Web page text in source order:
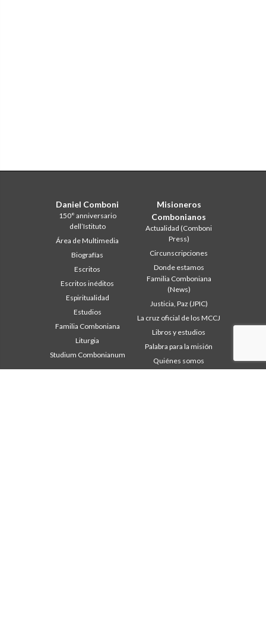
Daniel Comboni
150° anniversario
dell’Istituto
Área de Multimedia
Biografías
Escritos
Escritos inéditos
Espiritualidad
Estudios
Familia Comboniana
Liturgia
Studium Combonianum
Misioneros
Combonianos
Actualidad (Comboni
Press)
Circunscripciones
Donde estamos
Familia Comboniana
(News)
Justicia, Paz (JPIC)
La cruz oficial de los MCCJ
Libros y estudios
Palabra para la misión
Quiénes somos